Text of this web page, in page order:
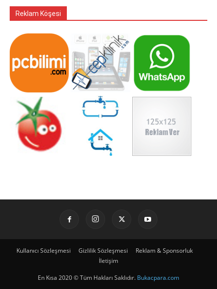
Reklam Köşesi
Kullanıcı Sözleşmesi Gizlilik Sözleşmesi
Reklam & Sponsorluk
İletişim
En Kısa 2020 © Tüm Hakları Saklıdır. Bukacpara.com